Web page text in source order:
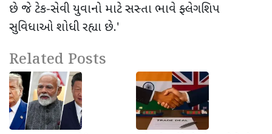
છે જે ટેક-સેવી યુવાનો માટે સસ્તા ભાવે ફ્લેગશિપ
સુવિધાઓ શોધી રહ્યા છે.'
Related Posts